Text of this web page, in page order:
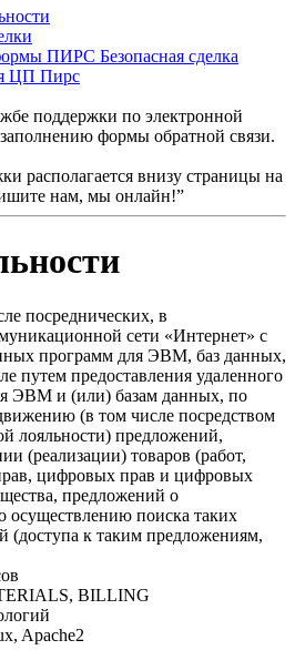
ПИРС Безопасная сделка
ЦП Пирс
поддержки по электронной
формы обратной связи.
располагается внизу страницы на
нам, мы онлайн!”
посреднических, в
сети «Интернет» с
программ для ЭВМ, баз данных,
путем предоставления удаленного
ЭВМ и (или) базам данных, по
(в том числе посредством
лояльности) предложений,
(реализации) товаров (работ,
цифровых прав и цифровых
предложений о
осуществлению поиска таких
(доступа к таким предложениям,
BILLING
Apache2